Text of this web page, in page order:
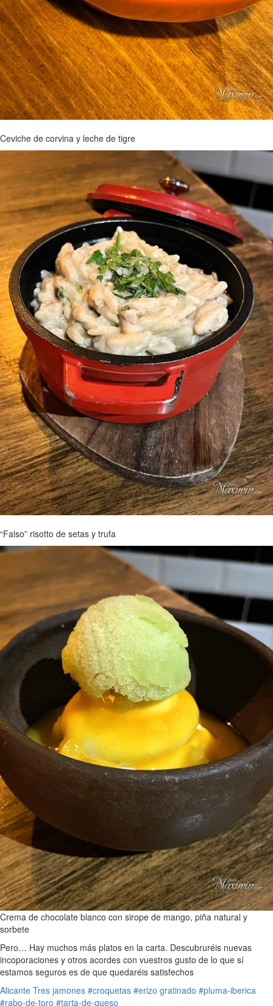
Ceviche de corvina y leche de tigre
“Falso” risotto de setas y trufa
Crema de chocolate blanco con sirope de mango, piña natural y
sorbete
Pero… Hay muchos más platos en la carta. Descubruréis nuevas
incoporaciones y otros acordes con vuestros gusto de lo que sí
estamos seguros es de que quedaréis satisfechos
Alicante Tres jamones #croquetas #erizo gratinado #pluma-iberica
#rabo-de-toro #tarta-de-queso